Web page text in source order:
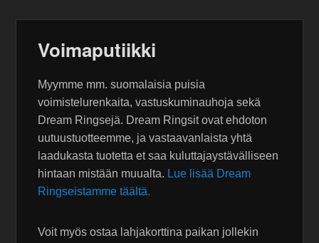
Voimaputiikki
Myymme mm. suomalaisia puisia
voimistelurenkaita, vastuskuminauhoja sekä
Dream Ringsejä. Dream Ringsit ovat ehdoton
uutuustuotteemme, ja vastaavanlaista yhtä
laadukasta tuotetta et saa kuluttajaystävälliseen
hintaan mistään muualta. Lue lisää Dream
Ringseistamme täältä.
Voit myös ostaa lahjakorttina paikan jollekin